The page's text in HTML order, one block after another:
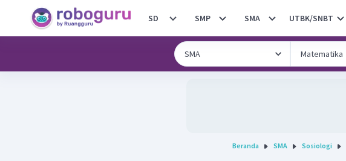
SD SMP SMA UTBK/SNBT
Beranda SMA Sosiologi